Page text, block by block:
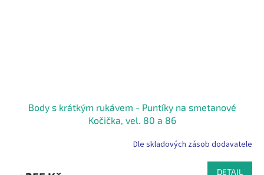
Body s krátkým rukávem - Puntíky na smetanové
Kočička, vel. 80 a 86
Dle skladových zásob dodavatele
DETAIL